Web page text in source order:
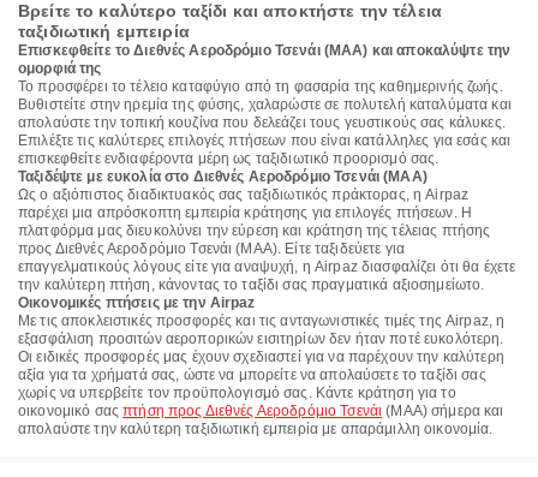
Βρείτε το καλύτερο ταξίδι και αποκτήστε την τέλεια
ταξιδιωτική εμπειρία
Επισκεφθείτε το Διεθνές Αεροδρόμιο Τσενάι (MAA) και αποκαλύψτε την
ομορφιά της
Το προσφέρει το τέλειο καταφύγιο από τη φασαρία της καθημερινής ζωής.
Βυθιστείτε στην ηρεμία της φύσης, χαλαρώστε σε πολυτελή καταλύματα και
απολαύστε την τοπική κουζίνα που δελεάζει τους γευστικούς σας κάλυκες.
Επιλέξτε τις καλύτερες επιλογές πτήσεων που είναι κατάλληλες για εσάς και
επισκεφθείτε ενδιαφέροντα μέρη ως ταξιδιωτικό προορισμό σας.
Ταξιδέψτε με ευκολία στο Διεθνές Αεροδρόμιο Τσενάι (MAA)
Ως ο αξιόπιστος διαδικτυακός σας ταξιδιωτικός πράκτορας, η Airpaz
παρέχει μια απρόσκοπτη εμπειρία κράτησης για επιλογές πτήσεων. Η
πλατφόρμα μας διευκολύνει την εύρεση και κράτηση της τέλειας πτήσης
προς Διεθνές Αεροδρόμιο Τσενάι (MAA). Είτε ταξιδεύετε για
επαγγελματικούς λόγους είτε για αναψυχή, η Airpaz διασφαλίζει ότι θα έχετε
την καλύτερη πτήση, κάνοντας το ταξίδι σας πραγματικά αξιοσημείωτο.
Οικονομικές πτήσεις με την Airpaz
Με τις αποκλειστικές προσφορές και τις ανταγωνιστικές τιμές της Airpaz, η
εξασφάλιση προσιτών αεροπορικών εισιτηρίων δεν ήταν ποτέ ευκολότερη.
Οι ειδικές προσφορές μας έχουν σχεδιαστεί για να παρέχουν την καλύτερη
αξία για τα χρήματά σας, ώστε να μπορείτε να απολαύσετε το ταξίδι σας
χωρίς να υπερβείτε τον προϋπολογισμό σας. Κάντε κράτηση για το
οικονομικό σαςπτήση προς Διεθνές Αεροδρόμιο Τσενάι (MAA) σήμερα και
απολαύστε την καλύτερη ταξιδιωτική εμπειρία με απαράμιλλη οικονομία.